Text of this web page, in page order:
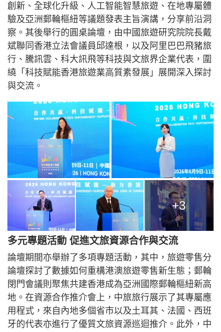
創新、全球化升級、人工智能智慧旅遊、在地專屬體
驗及亞洲郵輪樞紐等議題發表主旨演講，分享前沿洞
察。其後舉行的圓桌論壇，由中國旅遊研究院院長戴
斌聯同香港立法會議員邱達根，以及阿里巴巴飛豬旅
行、騰訊雲、科大訊飛等科技與文旅界企業代表，圍
繞「科技賦能香港旅遊業高質素發展」展開深入探討
與交流。
+3
多元專題活動 促進文旅資源合作與交流
論壇期間亦舉辦了多項專題活動，其中，旅遊零售分
論壇探討了數據如何重構港澳旅遊零售新生態；郵輪
閉門會議則聚焦共建香港成為亞洲國際郵輪樞紐新高
地。在資源合作推介會上，中旅旅行展示了其專屬應
用程式，來自內地多個省市以及土耳其、法國、西班
牙的代表亦進行了優質文旅資源巡迴推介。此外，中